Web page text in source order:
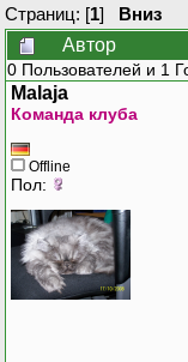
Страниц: [1] Вниз
Автор
0 Пользователей и 1
Malaja
Команда клуба
Offline
Пол: